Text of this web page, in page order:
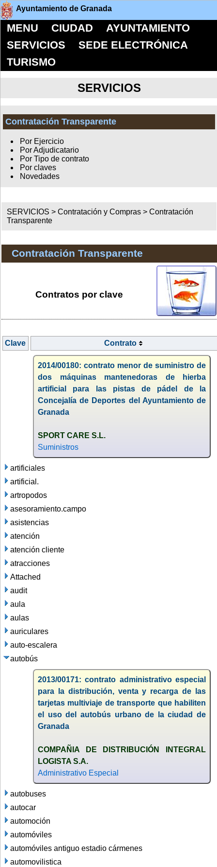
Ayuntamiento de Granada
MENU CIUDAD
AYUNTAMIENTO
SERVICIOS
SEDE ELECTRÓNICA
TURISMO
SERVICIOS
Contratación Transparente
Por Ejercicio
Por Adjudicatario
Por Tipo de contrato
Por claves
Novedades
SERVICIOS >Contratación y Compras >Contratación
Transparente
Contratación Transparente
Contratos por clave
Clave Contrato
2014/00180: contrato menor de suministro de
dos máquinas mantenedoras de hierba
artificial para las pistas de pádel de la
Concejalía de Deportes del Ayuntamiento de
Granada
SPORT CARE S.L.
Suministros
artificiales
artificial.
artropodos
asesoramiento.campo
asistencias
atención
atención cliente
atracciones
Attached
audit
aula
aulas
auriculares
auto-escalera
autobús
2013/00171: contrato administrativo especial
para la distribución, venta y recarga de las
tarjetas multiviaje de transporte que habiliten
el uso del autobús urbano de la ciudad de
Granada
COMPAÑIA DE DISTRIBUCIÓN INTEGRAL
LOGISTA S.A.
Administrativo Especial
autobuses
autocar
automoción
automóviles
automóviles antiguo estadio cármenes
automovilistica